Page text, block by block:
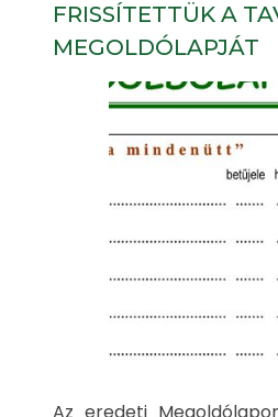
FRISSÍTETTÜK A
MEGOLDÓLAPJÁT